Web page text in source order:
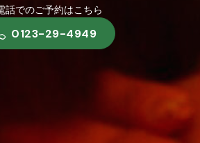
話でのご予約はこちら
0123-29-4949